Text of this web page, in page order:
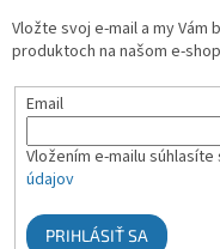
Vložte svoj e-mail a my
produktoch na našom e-
Email
Vložením e-mailu súhlasíte
údajov
PRIHLÁSIŤ SA